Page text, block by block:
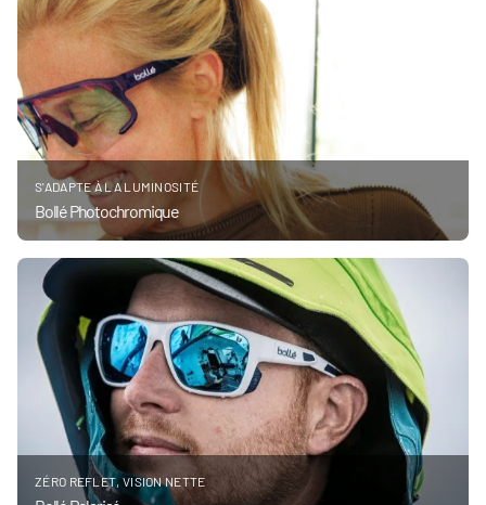
S'ADAPTE À LA LUMINOSITÉ
Bollé Photochromique
ZÉRO REFLET, VISION NETTE